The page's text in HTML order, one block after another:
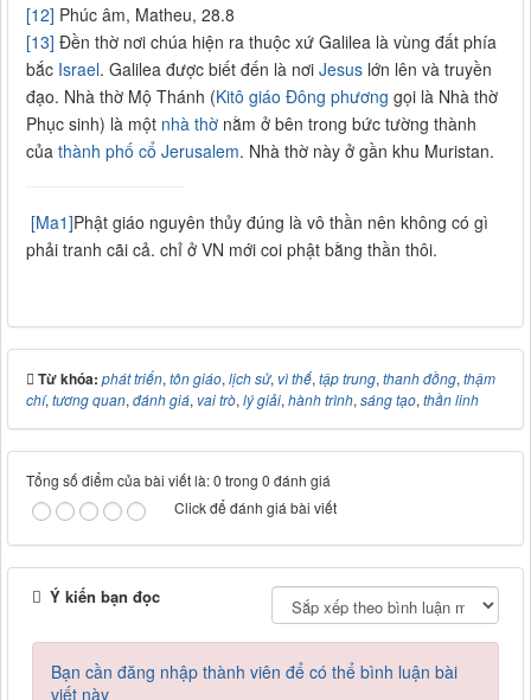
[12] Phúc âm, Matheu, 28.8
[13] Đền thờ nơi chúa hiện ra thuộc xứ Galilea là vùng đất phía
bắc Israel. Galilea được biết đến là nơi Jesus lớn lên và truyền
đạo. Nhà thờ Mộ Thánh (Kitô giáo Đông phương gọi là Nhà thờ
Phục sinh) là một nhà thờ nằm ở bên trong bức tường thành
của thành phố cổ Jerusalem. Nhà thờ này ở gần khu Muristan.
[Ma1]Phật giáo nguyên thủy đúng là vô thần nên không có gì
phải tranh cãi cả. chỉ ở VN mới coi phật bằng thần thôi.
Từ khóa: phát triển, tôn giáo, lịch sử, vì thế, tập trung, thanh đồng, thậm
chí, tương quan, đánh giá, vai trò, lý giải, hành trình, sáng tạo, thần linh
Tổng số điểm của bài viết là: 0 trong 0 đánh giá
Click để đánh giá bài viết
Ý kiến bạn đọc
Bạn cần đăng nhập thành viên để có thể bình luận bài
viết này